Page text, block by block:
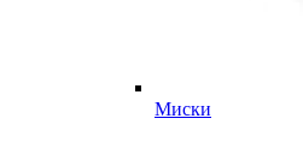
Миски